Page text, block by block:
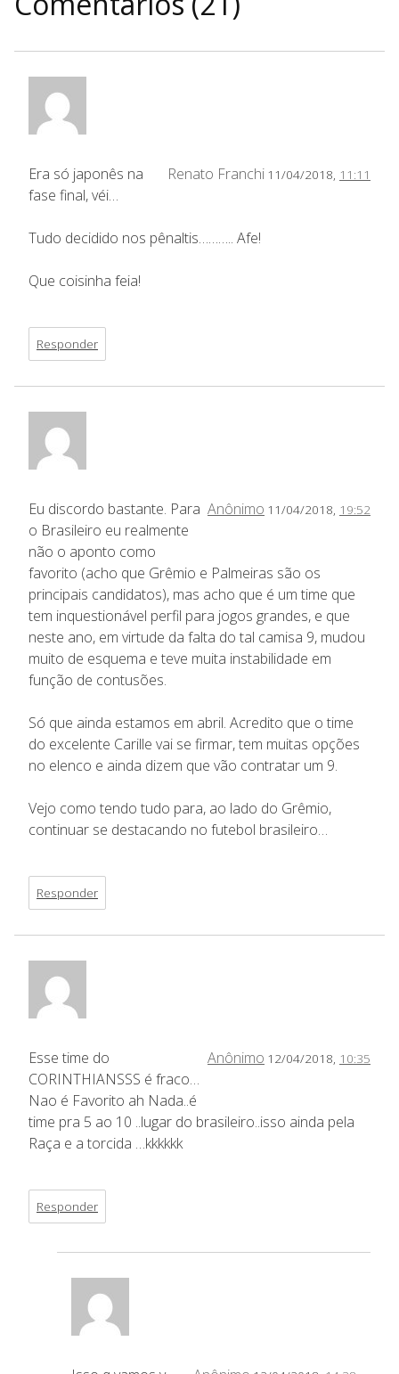
Renato Franchi 11/04/2018, 11:11
Era só japonês na
fase final, véi…
Tudo decidido nos pênaltis……….. Afe!
Que coisinha feia!
Responder
Anônimo 11/04/2018, 19:52
Eu discordo bastante. Para
o Brasileiro eu realmente
não o aponto como
favorito (acho que Grêmio e Palmeiras são os
principais candidatos), mas acho que é um time que
tem inquestionável perfil para jogos grandes, e que
neste ano, em virtude da falta do tal camisa 9, mudou
muito de esquema e teve muita instabilidade em
função de contusões.
Só que ainda estamos em abril. Acredito que o time
do excelente Carille vai se firmar, tem muitas opções
no elenco e ainda dizem que vão contratar um 9.
Vejo como tendo tudo para, ao lado do Grêmio,
continuar se destacando no futebol brasileiro…
Responder
Anônimo 12/04/2018, 10:35
Esse time do
CORINTHIANSSS é fraco…
Nao é Favorito ah Nada..é
time pra 5 ao 10 ..lugar do brasileiro..isso ainda pela
Raça e a torcida …kkkkkk
Responder